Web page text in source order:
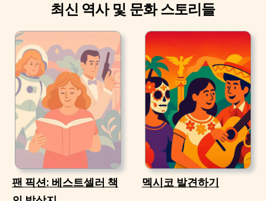
최신 역사 및 문화 스토리들
팬 픽션: 베스트셀러 책
멕시코 발견하기